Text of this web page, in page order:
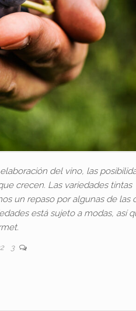
del vino, las
crecen. Las variedades tintas
un repaso por algunas de las
está sujeto a modas, así
3